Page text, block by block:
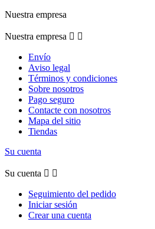
Nuestra empresa
Nuestra empresa  
Envío
Aviso legal
Términos y condiciones
Sobre nosotros
Pago seguro
Contacte con nosotros
Mapa del sitio
Tiendas
Su cuenta
Su cuenta  
Seguimiento del pedido
Iniciar sesión
Crear una cuenta